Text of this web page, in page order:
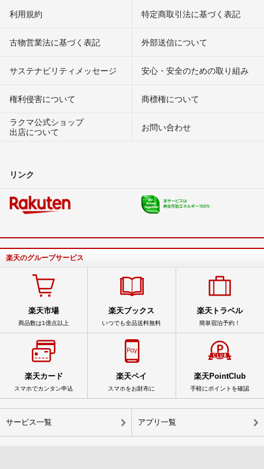
利用規約 特定商取引法に基づく表記
古物営業法に基づく表記 外部送信について
サステナビリティメッセージ 安心・安全のための取り組み
権利侵害について
商標権について
ラクマ公式ショップ
出店について
お問い合わせ
リンク
楽天のグループサービス
楽天市場
商品数は1億点以上
楽天ブックス
いつでも全品送料無料
楽天トラベル
簡単宿泊予約！
楽天カード
スマホでカンタン申込
楽天ペイ
スマホをお財布に
楽天PointClub
手軽にポイントを確認
サービス一覧 アプリ一覧